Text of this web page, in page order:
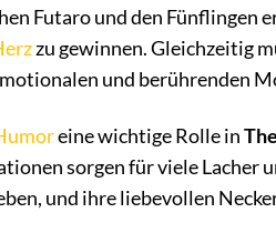
Futaro und den Fünflingen
zu gewinnen. Gleichzeitig
und berührenden
eine wichtige Rolle in
sorgen für viele Lacher
und ihre liebevollen